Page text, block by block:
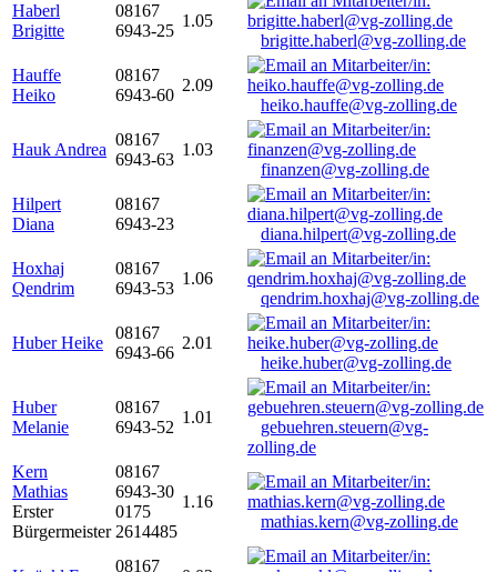
Haberl
Brigitte
08167
6943-25
1.05
brigitte.haberl@vg-zolling.de
Hauffe
Heiko
08167
6943-60
2.09
heiko.hauffe@vg-zolling.de
Hauk Andrea
08167
6943-63
1.03
finanzen@vg-zolling.de
Hilpert
Diana
08167
6943-23
diana.hilpert@vg-zolling.de
Hoxhaj
Qendrim
08167
6943-53
1.06
qendrim.hoxhaj@vg-zolling.de
Huber Heike
08167
6943-66
2.01
heike.huber@vg-zolling.de
Huber
Melanie
08167
6943-52
1.01
gebuehren.steuern@vg-
zolling.de
Kern
Mathias
Erster
Bürgermeister
08167
6943-30
0175
2614485
1.16
mathias.kern@vg-zolling.de
08167